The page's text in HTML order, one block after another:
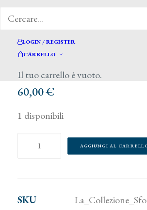
LOGIN / REGISTER
CARRELLO
Il tuo carrello è vuoto.
60,00€
1 disponibili
AGGIUNGI AL
SKU